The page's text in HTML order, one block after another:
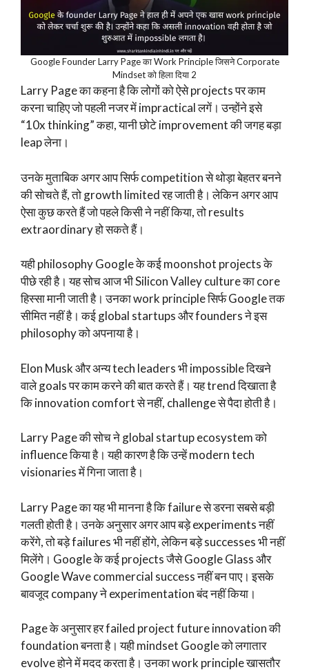
Google Founder Larry Page का Work Principle जिसने Corporate
Mindset को हिला दिया 2
Larry Page का कहना है कि लोगों को ऐसे projects पर काम
करना चाहिए जो पहली नजर में impractical लगें। उन्होंने इसे
“10x thinking” कहा, यानी छोटे improvement की जगह बड़ा
leap लेना।
उनके मुताबिक अगर आप सिर्फ competition से थोड़ा बेहतर बनने
की सोचते हैं, तो growth limited रह जाती है। लेकिन अगर आप
ऐसा कुछ करते हैं जो पहले किसी ने नहीं किया, तो results
extraordinary हो सकते हैं।
यही philosophy Google के कई moonshot projects के
पीछे रही है। यह सोच आज भी Silicon Valley culture का core
हिस्सा मानी जाती है। उनका work principle सिर्फ Google तक
सीमित नहीं है। कई global startups और founders ने इस
philosophy को अपनाया है।
Elon Musk और अन्य tech leaders भी impossible दिखने
वाले goals पर काम करने की बात करते हैं। यह trend दिखाता है
कि innovation comfort से नहीं, challenge से पैदा होती है।
Larry Page की सोच ने global startup ecosystem को
influence किया है। यही कारण है कि उन्हें modern tech
visionaries में गिना जाता है।
Larry Page का यह भी मानना है कि failure से डरना सबसे बड़ी
गलती होती है। उनके अनुसार अगर आप बड़े experiments नहीं
करेंगे, तो बड़े failures भी नहीं होंगे, लेकिन बड़े successes भी नहीं
मिलेंगे। Google के कई projects जैसे Google Glass और
Google Wave commercial success नहीं बन पाए। इसके
बावजूद company ने experimentation बंद नहीं किया।
Page के अनुसार हर failed project future innovation की
foundation बनता है। यही mindset Google को लगातार
evolve होने में मदद करता है। उनका work principle खासतौर